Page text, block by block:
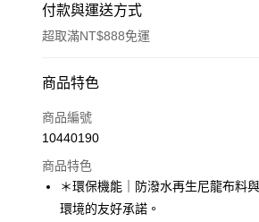
付款與運送方式
超取滿NT$888免運
付款方式
信用卡一次付款
LINE Pay
Apple Pay
商品特色
商品編號
10440190
商品特色
＊環保機能｜防潑水再生尼龍布料
環境的友好承諾。